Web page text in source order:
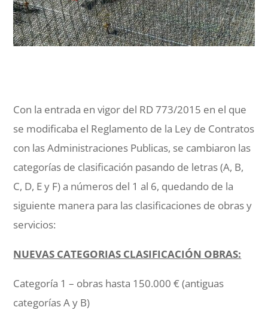
Con la entrada en vigor del RD 773/2015 en el que
se modificaba el Reglamento de la Ley de Contratos
con las Administraciones Publicas, se cambiaron las
categorías de clasificación pasando de letras (A, B,
C, D, E y F) a números del 1 al 6, quedando de la
siguiente manera para las clasificaciones de obras y
servicios:
NUEVAS CATEGORIAS CLASIFICACIÓN OBRAS:
Categoría 1 – obras hasta 150.000 € (antiguas
categorías A y B)